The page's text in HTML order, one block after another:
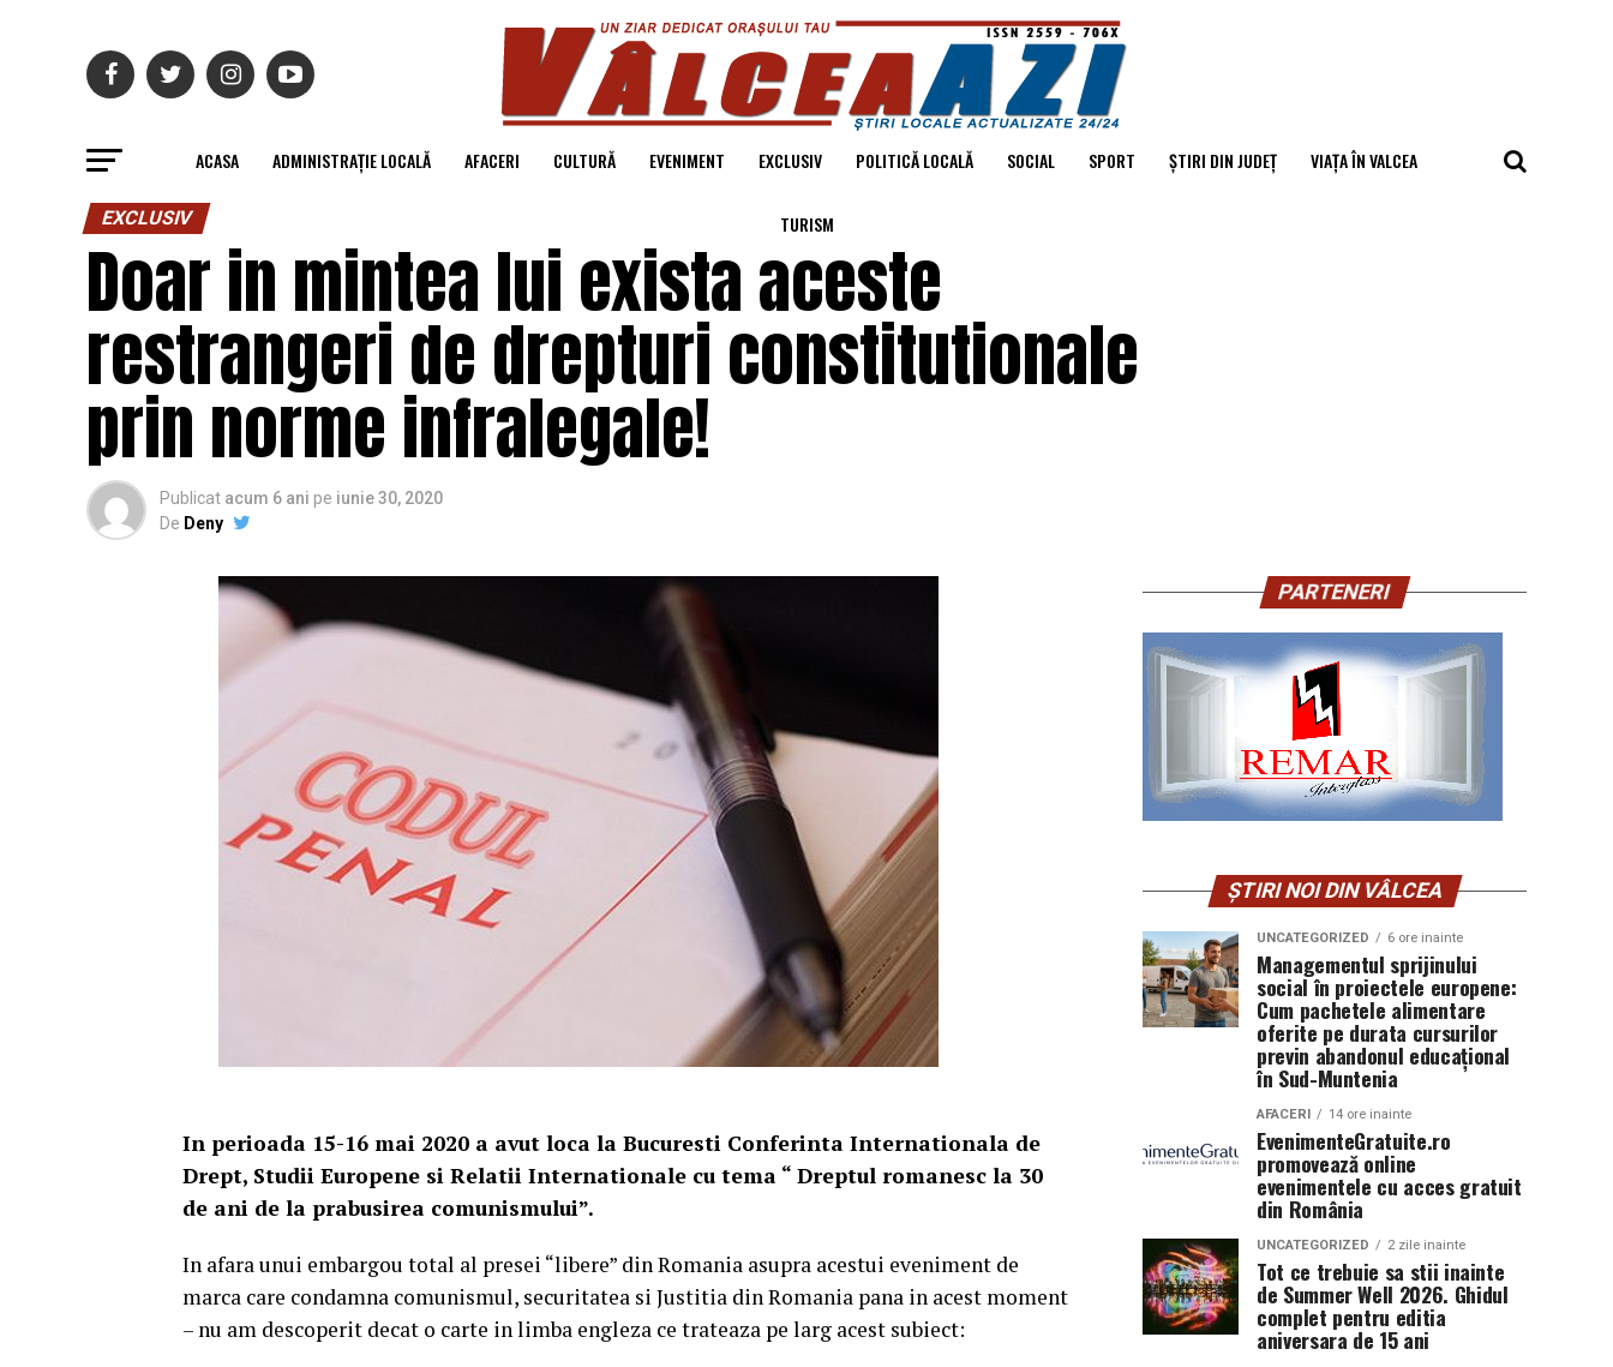
ACASA ADMINISTRAȚIE LOCALĂ AFACERI CULTURĂ EVENIMENT EXCLUSIV POLITICĂ LOCALĂ SOCIAL SPORT ȘTIRI DIN JUDEȚ VIAȚA ÎN VALCEA
TURISM
EXCLUSIV
Doar in mintea lui exista aceste
restrangeri de drepturi constitutionale
prin norme infralegale!
Publicat acum 6 ani pe iunie 30, 2020
De Deny
In perioada 15-16 mai 2020 a avut loca la Bucuresti Conferinta Internationala de
Drept, Studii Europene si Relatii Internationale cu tema “ Dreptul romanesc la 30
de ani de la prabusirea comunismului”.
In afara unui embargou total al presei “libere” din Romania asupra acestui eveniment de
marca care condamna comunismul, securitatea si Justitia din Romania pana in acest moment
– nu am descoperit decat o carte in limba engleza ce trateaza pe larg acest subiect:
PARTENERI
ȘTIRI NOI DIN VÂLCEA
UNCATEGORIZED 6 ore inainte
Managementul sprijinului
social în proiectele europene:
Cum pachetele alimentare
oferite pe durata cursurilor
previn abandonul educațional
în Sud-Muntenia
AFACERI 14 ore inainte
EvenimenteGratuite.ro
promovează online
evenimentele cu acces gratuit
din România
UNCATEGORIZED 2 zile inainte
Tot ce trebuie sa stii inainte
de Summer Well 2026. Ghidul
complet pentru editia
aniversara de 15 ani